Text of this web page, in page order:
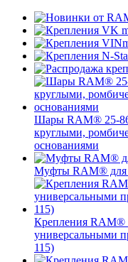
Шары RAM® 25-
круглыми,
основаниями
Муфты RAM® для
Крепления RAM®
универсальными
115)